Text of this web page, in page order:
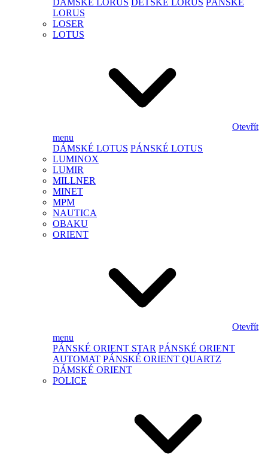
DÁMSKÉ LORUS DĚTSKÉ LORUS PÁNSKÉ
LORUS
LOSER
LOTUS
Otevřít
menu
DÁMSKÉ LOTUS PÁNSKÉ LOTUS
LUMINOX
LUMIR
MILLNER
MINET
MPM
NAUTICA
OBAKU
ORIENT
Otevřít
menu
PÁNSKÉ ORIENT STAR PÁNSKÉ ORIENT
AUTOMAT PÁNSKÉ ORIENT QUARTZ
DÁMSKÉ ORIENT
POLICE